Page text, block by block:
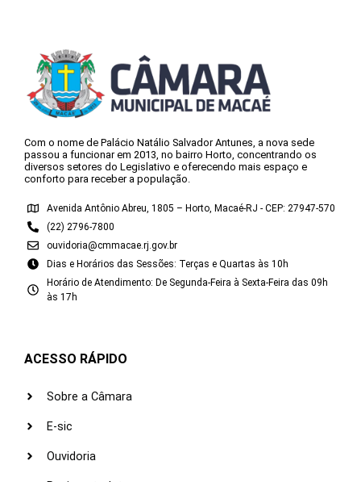
Com o nome de Palácio Natálio Salvador Antunes, a nova sede
passou a funcionar em 2013, no bairro Horto, concentrando os
diversos setores do Legislativo e oferecendo mais espaço e
conforto para receber a população.
Avenida Antônio Abreu, 1805 – Horto, Macaé-RJ - CEP: 27947-570
(22) 2796-7800
ouvidoria@cmmacae.rj.gov.br
Dias e Horários das Sessões: Terças e Quartas às 10h
Horário de Atendimento: De Segunda-Feira à Sexta-Feira das 09h
às 17h
ACESSO RÁPIDO
Sobre a Câmara
E-sic
Ouvidoria